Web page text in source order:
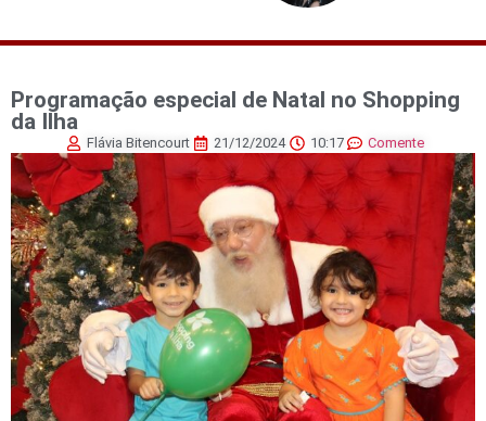
Programação especial de Natal no Shopping
da Ilha
Flávia Bitencourt 21/12/2024 10:17 Comente